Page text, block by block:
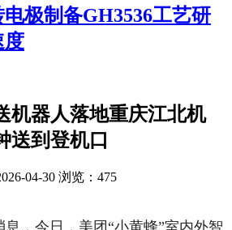
极制备GH3536工艺研
机器人落地重庆江北机
送到登机口
04-30 浏览：475